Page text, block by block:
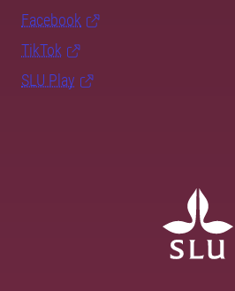
Facebook
TikTok
SLU Play